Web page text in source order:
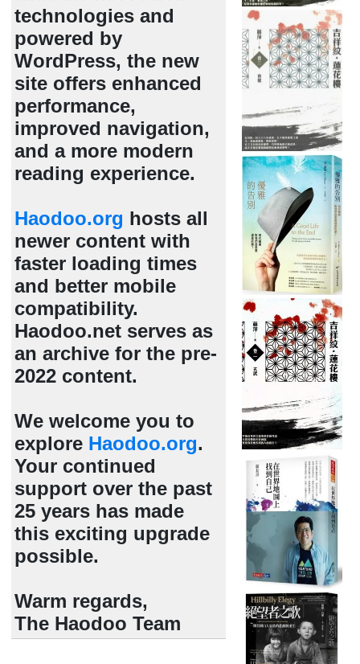
technologies and
powered by
WordPress, the new
site offers enhanced
performance,
improved navigation,
and a more modern
reading experience.
Haodoo.org hosts all
newer content with
faster loading times
and better mobile
compatibility.
Haodoo.net serves as
an archive for the pre-
2022 content.
We welcome you to
explore Haodoo.org.
Your continued
support over the past
25 years has made
this exciting upgrade
possible.
Warm regards,
The Haodoo Team